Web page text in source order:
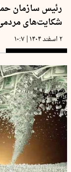
شکایت‌های
۲ اسفند ۱۴۰۴ | ۱۰:۷